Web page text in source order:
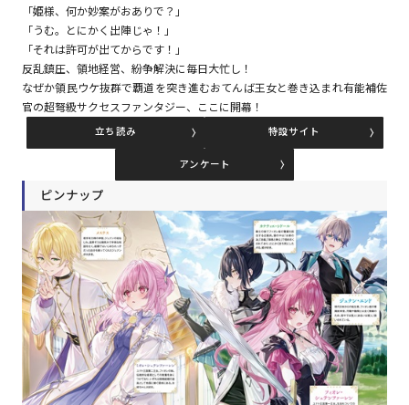
コミックエッセイ
閉じる
「姫様、何か妙案がおありで？」
「うむ。とにかく出陣じゃ！」
「それは許可が出てからです！」
反乱鎮圧、領地経営、紛争解決に毎日大忙し！
なぜか領民ウケ抜群で覇道を突き進むおてんば王女と巻き込まれ有能補佐
官の超弩級サクセスファンタジー、ここに開幕！
立ち読み 特設サイト
アンケート
ピンナップ